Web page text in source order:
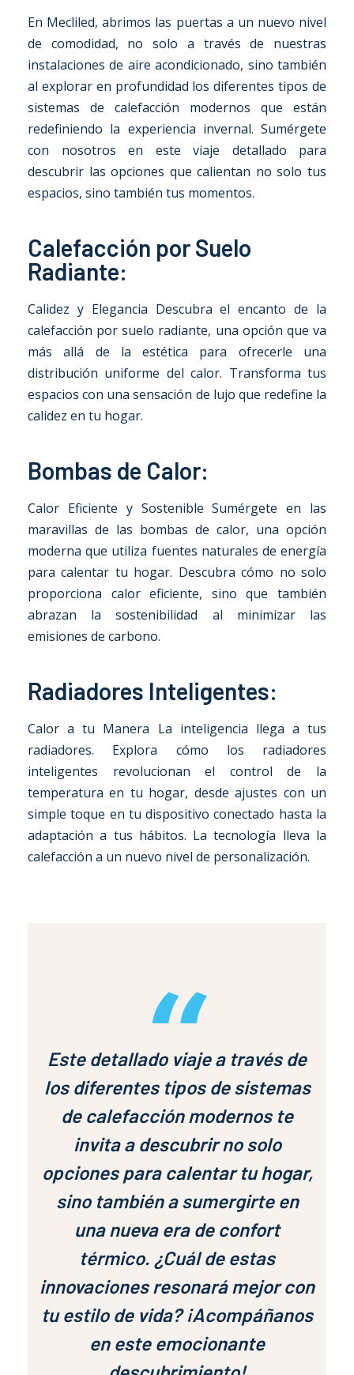
En Mecliled, abrimos las puertas a un nuevo nivel
de comodidad, no solo a través de nuestras
instalaciones de aire acondicionado, sino también
al explorar en profundidad los diferentes tipos de
sistemas de calefacción modernos que están
redefiniendo la experiencia invernal. Sumérgete
con nosotros en este viaje detallado para
descubrir las opciones que calientan no solo tus
espacios, sino también tus momentos.
Calefacción por Suelo
Radiante:
Calidez y Elegancia Descubra el encanto de la
calefacción por suelo radiante, una opción que va
más allá de la estética para ofrecerle una
distribución uniforme del calor. Transforma tus
espacios con una sensación de lujo que redefine la
calidez en tu hogar.
Bombas de Calor:
Calor Eficiente y Sostenible Sumérgete en las
maravillas de las bombas de calor, una opción
moderna que utiliza fuentes naturales de energía
para calentar tu hogar. Descubra cómo no solo
proporciona calor eficiente, sino que también
abrazan la sostenibilidad al minimizar las
emisiones de carbono.
Radiadores Inteligentes:
Calor a tu Manera La inteligencia llega a tus
radiadores. Explora cómo los radiadores
inteligentes revolucionan el control de la
temperatura en tu hogar, desde ajustes con un
simple toque en tu dispositivo conectado hasta la
adaptación a tus hábitos. La tecnología lleva la
calefacción a un nuevo nivel de personalización.
Este detallado viaje a través de
los diferentes tipos de sistemas
de calefacción modernos te
invita a descubrir no solo
opciones para calentar tu hogar,
sino también a sumergirte en
una nueva era de confort
térmico. ¿Cuál de estas
innovaciones resonará mejor con
tu estilo de vida? ¡Acompáñanos
en este emocionante